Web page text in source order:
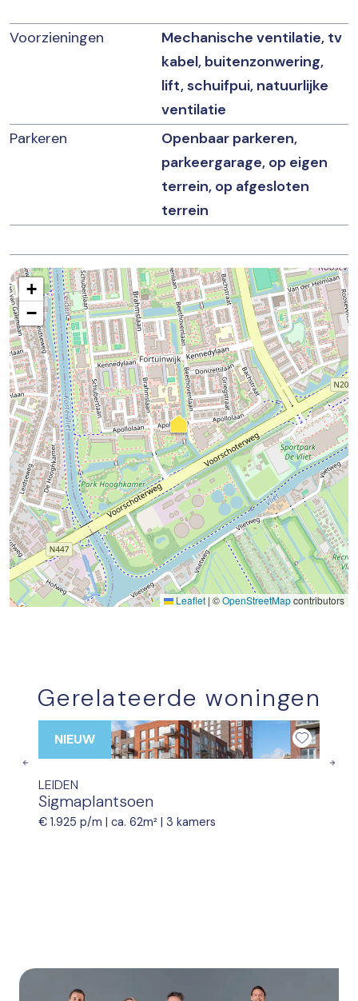
Voorzieningen
Mechanische ventilatie, tv
kabel, buitenzonwering,
lift, schuifpui, natuurlijke
ventilatie
Parkeren
Openbaar parkeren,
parkeergarage, op eigen
terrein, op afgesloten
terrein
+
−
Leaflet | ©OpenStreetMapcontributors
Gerelateerde woningen
NIEUW
LEIDEN
Sigmaplantsoen
€ 1.925 p/m | ca. 62m² | 3 kamers
Previous Next